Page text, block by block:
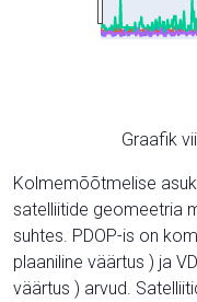
Graafik
Kolmemõõtmelise
satelliitide geomeetria
suhtes. PDOP-is on
plaaniline väärtus ) ja
väärtus ) arvud.